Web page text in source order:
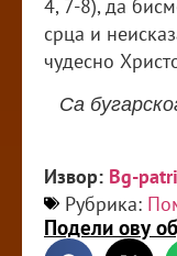
4, 7-8), да
срца и
чудесно
Са
Извор: Вg-
Рубрика:
Подели ову